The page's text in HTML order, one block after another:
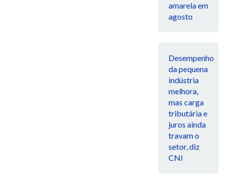
amarela em
agosto
Desempenho
da pequena
indústria
melhora,
mas carga
tributária e
juros ainda
travam o
setor, diz
CNI